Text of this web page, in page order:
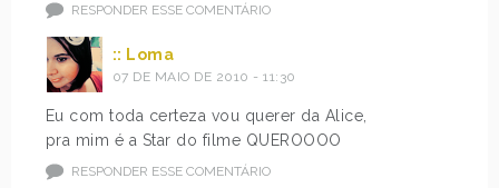
RESPONDER ESSE COMENTÁRIO
:: Loma
07 DE MAIO DE 2010 - 11:30
Eu com toda certeza vou querer da Alice,
pra mim é a Star do filme QUEROOOO
RESPONDER ESSE COMENTÁRIO